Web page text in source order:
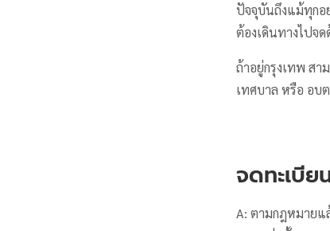
ปัจจุบันถึงแม้ทุกอ
ต้องเดินทางไปจด
ถ้าอยู่กรุงเทพ สา
เทศบาล หรือ อบ
จดทะเบีย
A: ตามกฎหมายแ